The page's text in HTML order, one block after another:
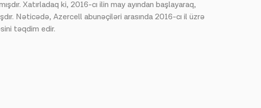
Xatırladaq ki, 2016-cı ilin may ayından başlayaraq,
Nəticədə, Azercell abunəçiləri arasında 2016-cı il üzrə
təqdim edir.